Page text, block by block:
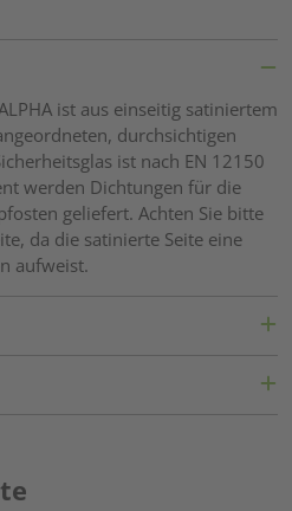
ist aus einseitig satiniertem
durchsichtigen
ist nach EN 12150
werden Dichtungen für die
geliefert. Achten Sie bitte
da die satinierte Seite eine
aufweist.